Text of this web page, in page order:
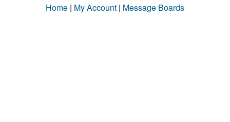
Home | My Account | Message Boards